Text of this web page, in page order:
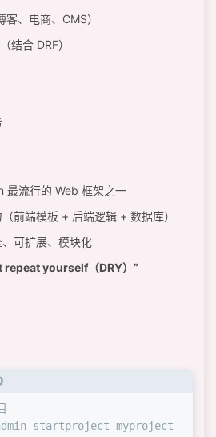
、电商、CMS）
结合 DRF）
最流行的 Web 框架之一
前端模板 + 后端逻辑 + 数据库）
可扩展、模块化
repeat yourself（DRY）”
startproject myproject